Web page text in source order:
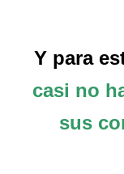
Y para
casi no
sus